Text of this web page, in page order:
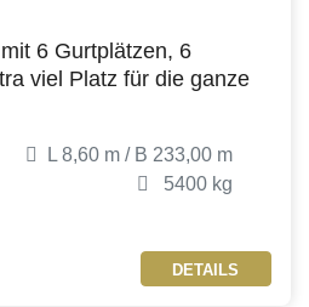
6 Gurtplätzen, 6
viel Platz für die ganze
L 8,60 m / B 233,00 m
5400 kg
DETAILS